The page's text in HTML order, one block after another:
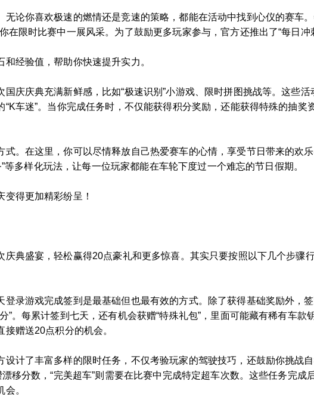
论你喜欢极速的燃情还是竞速的策略，都能在活动中找到心仪的赛车
限时比赛中一展风采。为了鼓励更多玩家参与，官方还推出了“每日冲
经验值，帮助你快速提升实力。
庆庆典充满新鲜感，比如“极速识别”小游戏、限时拼图挑战等。这些
车迷”。当你完成任务时，不仅能获得积分奖励，还能获得特殊的抽奖
式。在这里，你可以尽情释放自己热爱赛车的心情，享受节日带来的欢
等多样化玩法，让每一位玩家都能在车轮下度过一个难忘的节日假期。
得更加精彩纷呈！
典盛宴，轻松赢得20点豪礼和更多惊喜。其实只要按照以下几个步骤
录游戏完成签到是最基础但也最有效的方式。除了获得基础奖励外，
”。每累计签到七天，还有机会获赠“特殊礼包”，里面可能藏有稀有车款
赠送20点积分的机会。
计了丰富多样的限时任务，不仅考验玩家的驾驶技巧，还鼓励你挑战
移分数，“完美超车”则需要在比赛中完成特定超车次数。这些任务完成
。